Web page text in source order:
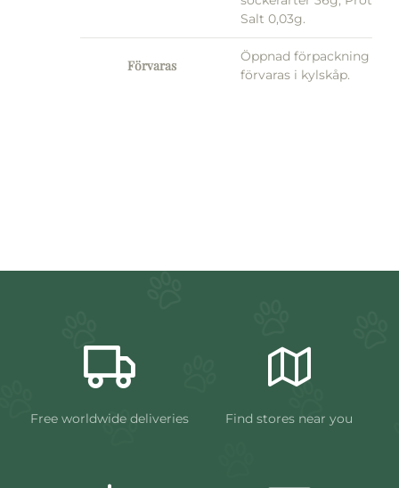
Salt 0,03g.
Förvaras
Öppnad förpackning
förvaras i kylskåp.
Free worldwide deliveries Find stores near you